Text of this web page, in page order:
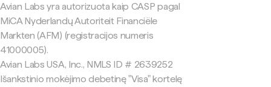
Avian Labs yra autorizuota kaip CASP pagal
MiCA Nyderlandų Autoriteit Financiële
Markten (AFM) (registracijos numeris
41000005).
Avian Labs USA, Inc., NMLS ID # 2639252
Išankstinio mokėjimo debetinę "Visa" kortelę